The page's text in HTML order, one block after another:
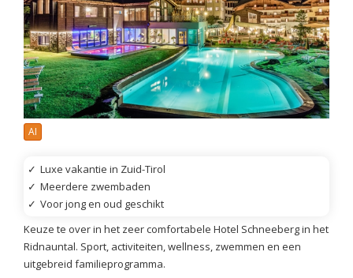
AI
✓ Luxe vakantie in Zuid-Tirol
✓ Meerdere zwembaden
✓ Voor jong en oud geschikt
Keuze te over in het zeer comfortabele Hotel Schneeberg in het
Ridnauntal. Sport, activiteiten, wellness, zwemmen en een
uitgebreid familieprogramma.